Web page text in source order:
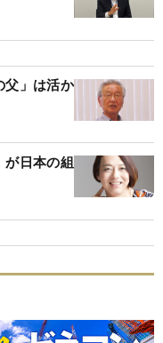
父」は活か
日本の組